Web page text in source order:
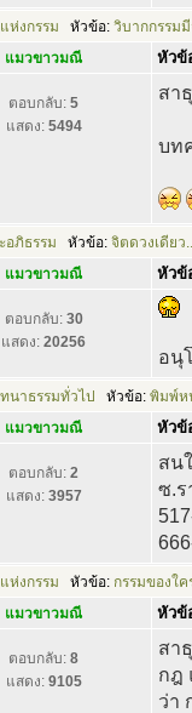
ห่งกรรม หัวข้อ: วิบากกรรม
แมวขาวมณี
หัวข้
ตอบกลับ: 5
แสดง: 5494
สา
บท
อภิธรรม หัวข้อ: จิตดวงเดียว
แมวขาวมณี
หัวข้
ตอบกลับ: 30
แสดง: 20256
อนุ
นาธรรมทั่วไป หัวข้อ: พิมพ์ห
แมวขาวมณี
หัวข้
ตอบกลับ: 2
แสดง: 3957
สน
ซ.ร
ห่งกรรม หัวข้อ: กรรมของใค
แมวขาวมณี
หัวข้
ตอบกลับ: 8
แสดง: 9105
สา
กฎ
ว่า